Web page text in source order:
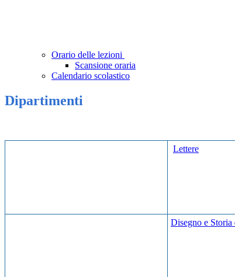
Orario delle lezioni
Scansione oraria
Calendario scolastico
Dipartimenti
Lettere
Disegno e